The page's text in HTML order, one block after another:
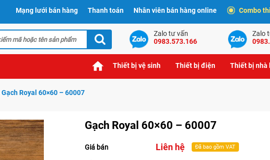
Mạng lưới bán hàng Thanh toán Nhân viên bán hàng online Combo
Zalo tư vấn
0983.573.166
Zalo
Thiết bị vệ sinh Thiết bị điện Thiết bị nhà
Gạch Royal 60×60 – 60007
Gạch Royal 60×60 – 60007
Giá bán Liên hệ Đã bao gồm VAT